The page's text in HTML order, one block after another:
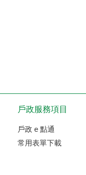
戶政服務項目
戶政 e 點通
常用表單下載